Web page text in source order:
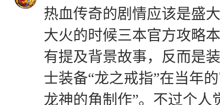
热血传奇的剧情应该是盛
大火的时候三本官方攻略
有提及背景故事，反而是
士装备“龙之戒指”在当年
龙神的角制作”。不过个